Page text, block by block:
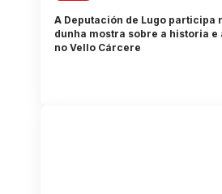
A Deputación de Lugo participa
dunha mostra sobre a historia
no Vello Cárcere